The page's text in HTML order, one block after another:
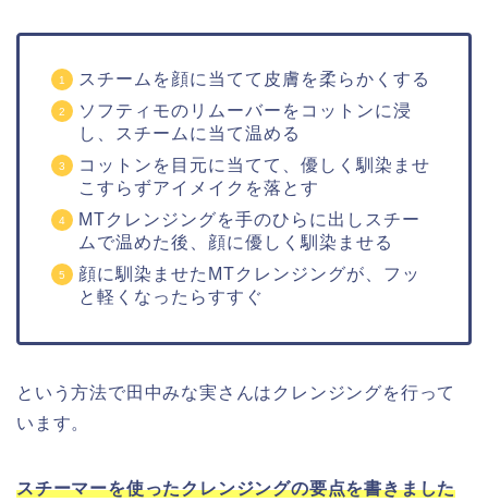
スチームを顔に当てて皮膚を柔らかくする
ソフティモのリムーバーをコットンに浸
し、スチームに当て温める
コットンを目元に当てて、優しく馴染ませ
こすらずアイメイクを落とす
MTクレンジングを手のひらに出しスチー
ムで温めた後、顔に優しく馴染ませる
顔に馴染ませたMTクレンジングが、フッ
と軽くなったらすすぐ
という方法で田中みな実さんはクレンジングを行って
います。
スチーマーを使ったクレンジングの要点を書きました